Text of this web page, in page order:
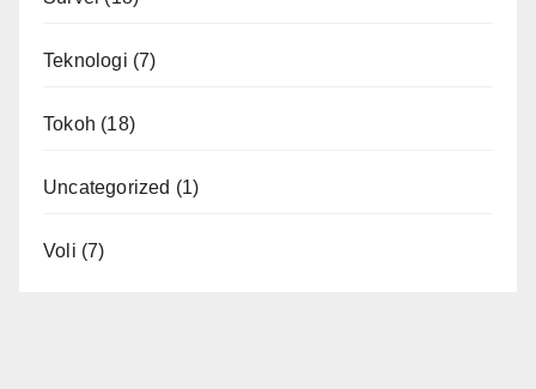
Teknologi (7)
Tokoh (18)
Uncategorized (1)
Voli (7)